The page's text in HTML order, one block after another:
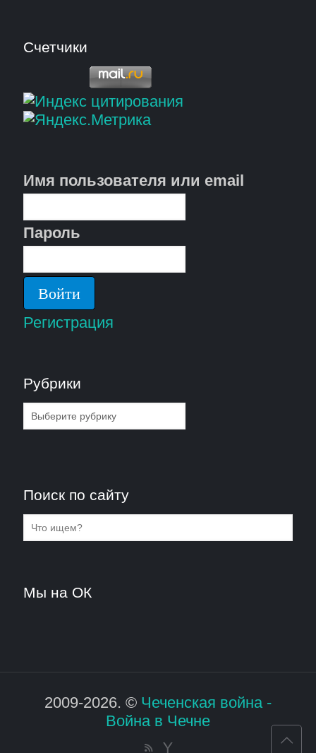
Счетчики
Имя пользователя или email
Пароль
Регистрация
Рубрики
Рубрики
Поиск по сайту
Мы на ОК
2009-2026. © Чеченская война -
Война в Чечне